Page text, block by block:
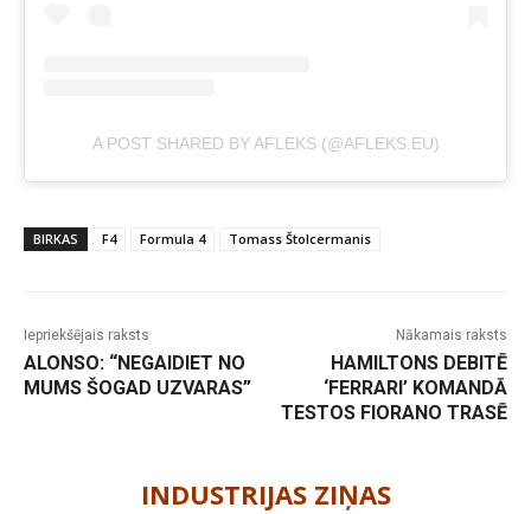
A POST SHARED BY AFLEKS (@AFLEKS.EU)
BIRKAS F4 Formula 4 Tomass Štolcermanis
Iepriekšējais raksts
ALONSO: “NEGAIDIET NO
MUMS ŠOGAD UZVARAS”
Nākamais raksts
HAMILTONS DEBITĒ
‘FERRARI’ KOMANDĀ
TESTOS FIORANO TRASĒ
INDUSTRIJAS ZIŅAS